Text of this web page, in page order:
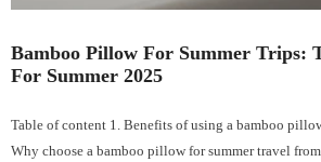
Bamboo Pillow For Summer Trips:
For Summer 2025
Table of content 1. Benefits of using a bamboo
Why choose a bamboo pillow for summer travel